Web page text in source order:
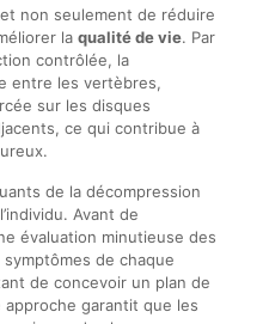
non seulement de réduire
la qualité de vie. Par
contrôlée, la
entre les vertèbres,
sur les disques
ce qui contribue à
de la décompression
Avant de
évaluation minutieuse des
de chaque
de concevoir un plan de
garantit que les